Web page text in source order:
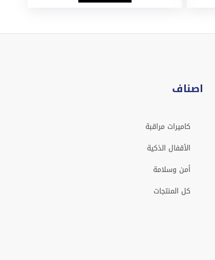
اصناف
كاميرات مراقبة
الأقفال الذكية
أمن وسلامة
كل المنتجات